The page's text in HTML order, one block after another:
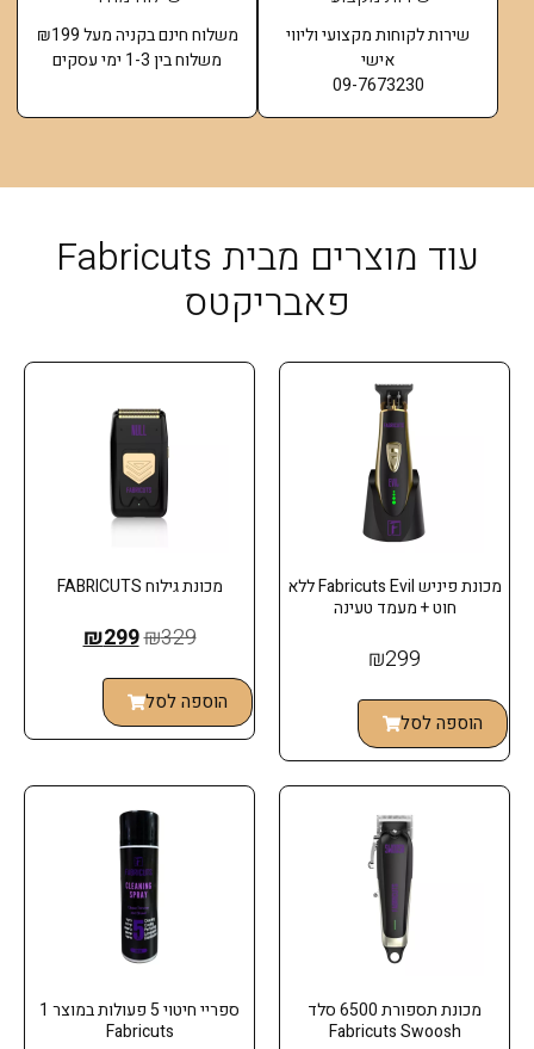
שירות לקוחות מקצועי וליווי
אישי
09-7673230
משלוח חינם בקניה מעל ₪199
משלוח בין 1-3 ימי עסקים
עוד מוצרים מבית Fabricuts
פאבריקטס
מכונת פיניש Fabricuts Evil ללא
חוט + מעמד טעינה
₪299
הוספה לסל
מכונת גילוח FABRICUTS
₪329
₪299
הוספה לסל
מכונת תספורת 6500 סלד
Fabricuts Swoosh
ספריי חיטוי 5 פעולות במוצר 1
Fabricuts